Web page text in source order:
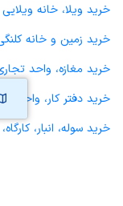
خرید ویلا، خانه
خرید زمین و خانه
خرید مغازه، واحد
خرید دفتر کار، واحد
خرید سوله، انبار،